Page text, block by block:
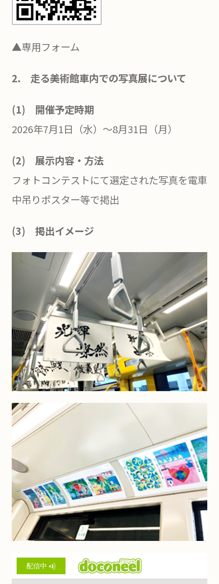
▲専用フォーム
2. 走る美術館車内での写真展について
(1) 開催予定時期
2026年7月1日（水）～8月31日（月）
(2) 展示内容・方法
フォトコンテストにて選定された写真を電車
中吊りポスター等で掲出
(3) 掲出イメージ